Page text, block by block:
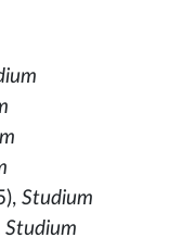
Studium
Studium